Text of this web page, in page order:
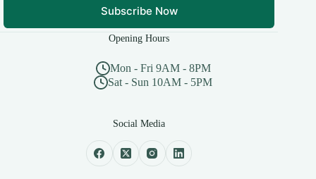
Subscribe Now
Opening Hours
Mon - Fri 9AM - 8PM
Sat - Sun 10AM - 5PM
Social Media